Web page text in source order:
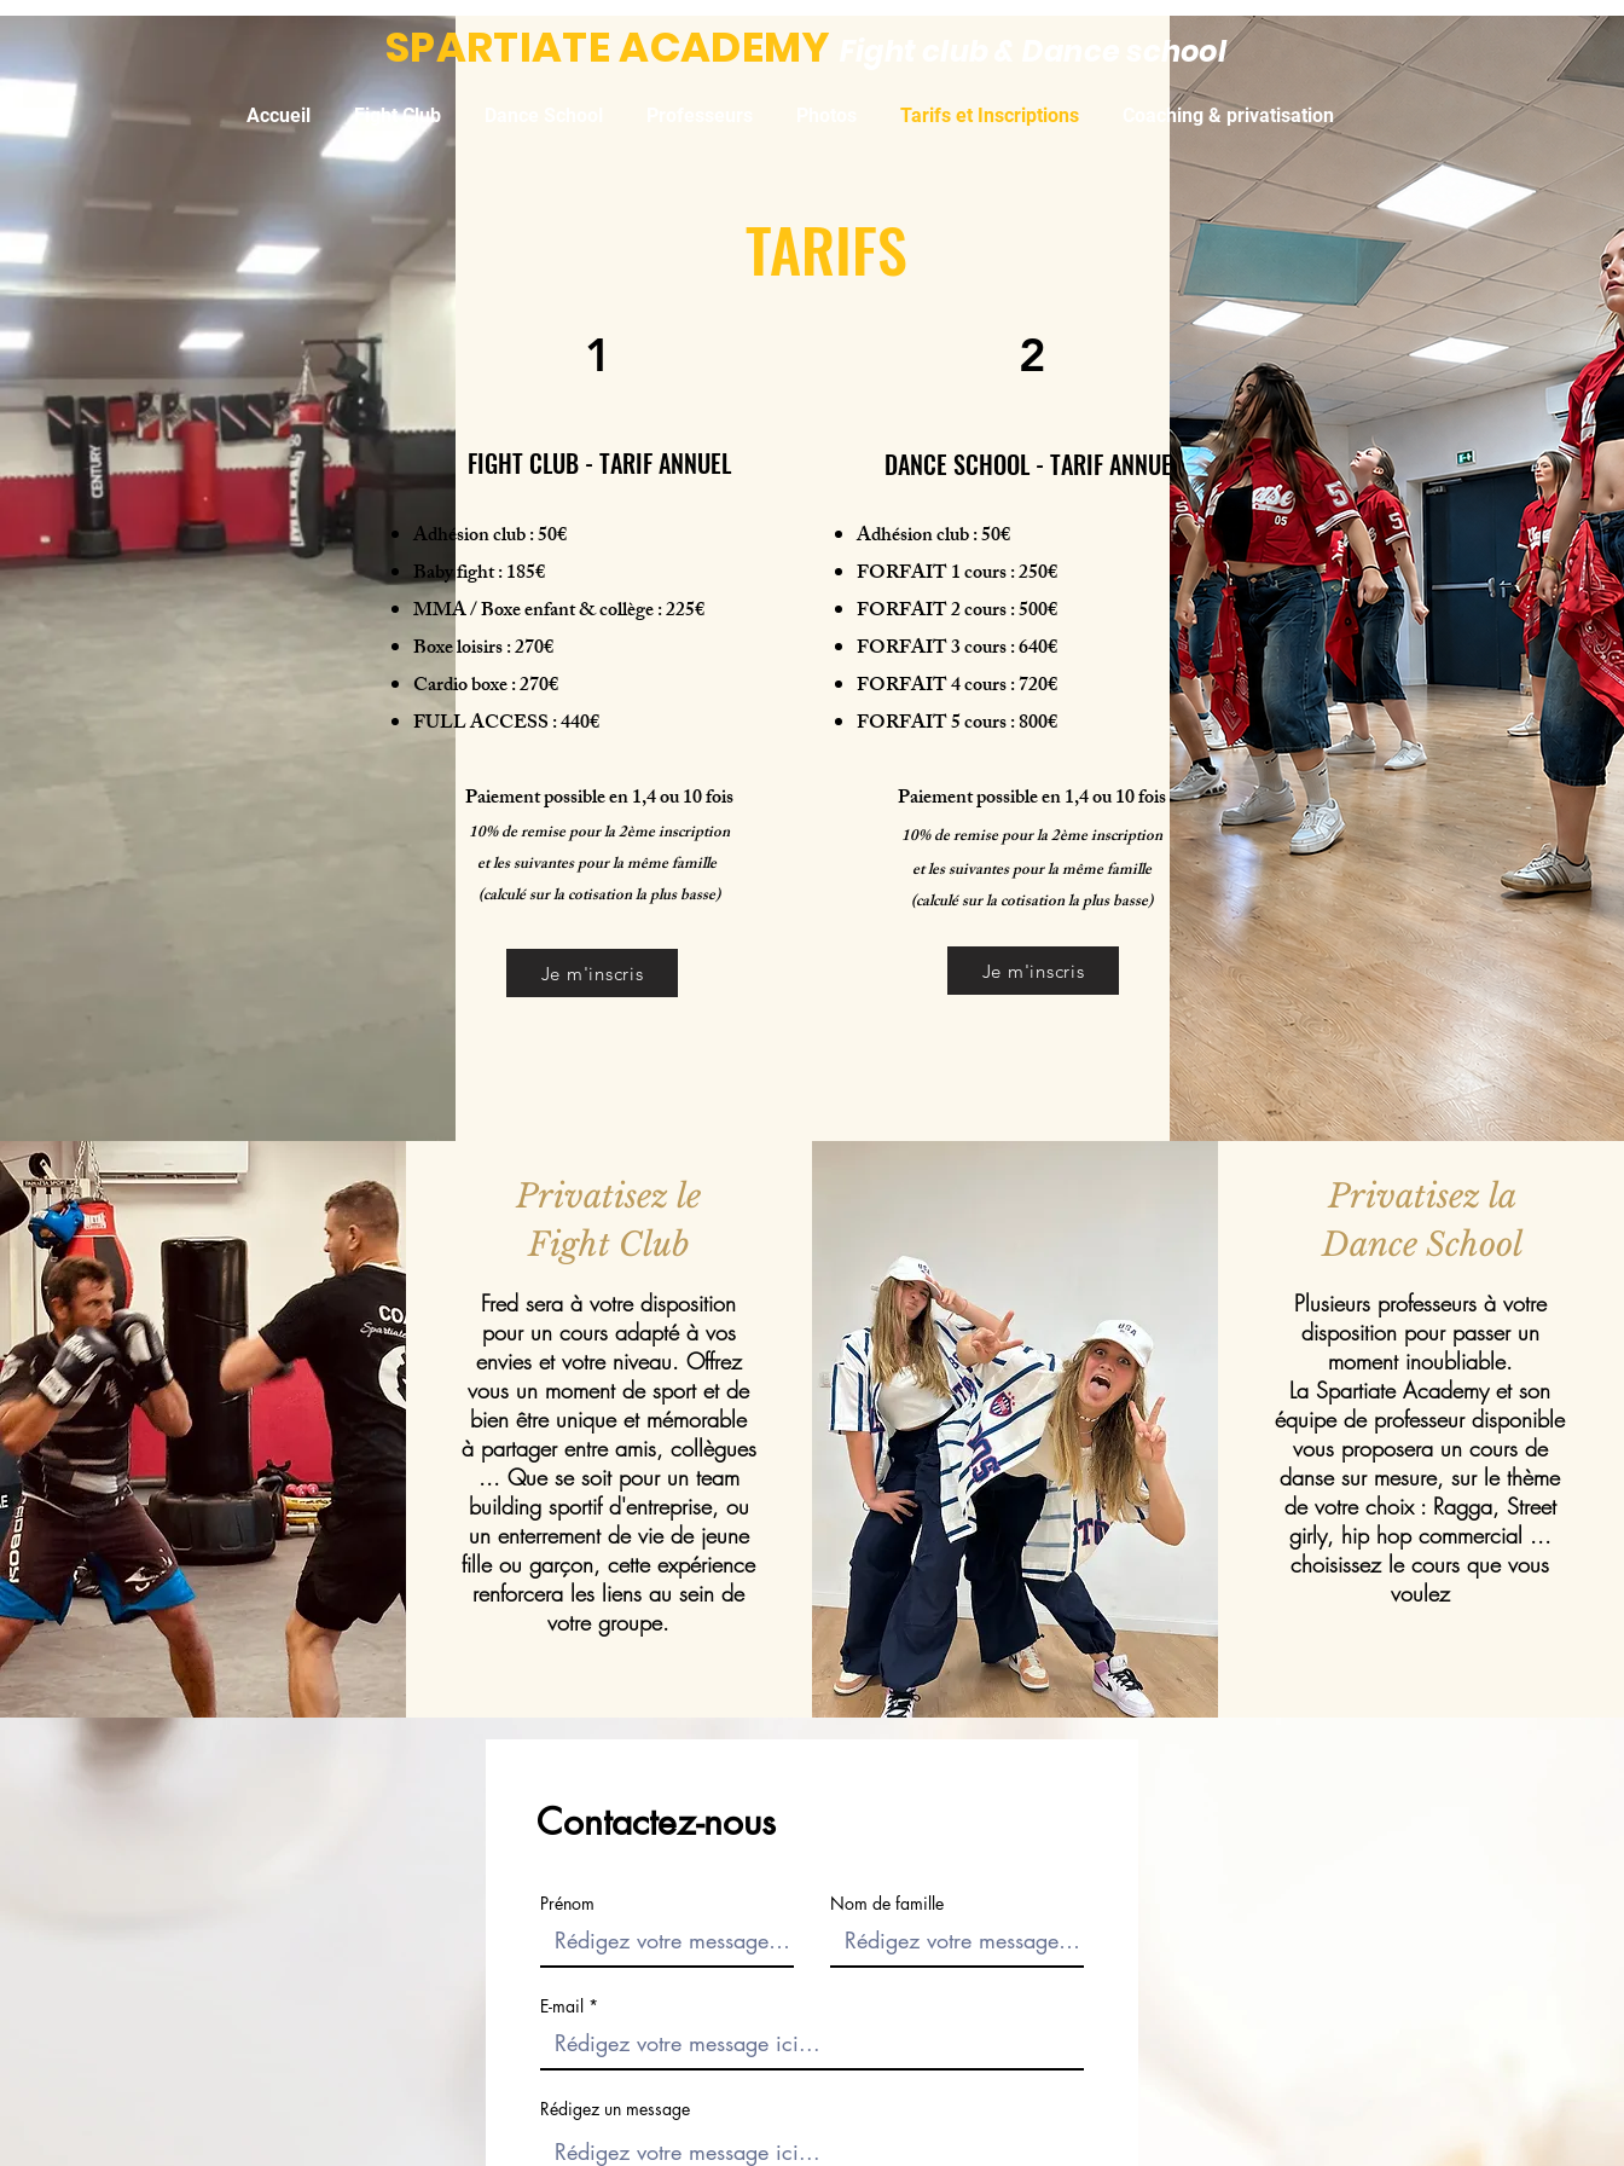
SPARTIATE ACADEMY Fight club & Dance school
Accueil Fight Club Tarifs et Inscriptions Coaching & privatisation
TARIFS
1
FIGHT CLUB - TARIF ANNUEL
Adhésion club : 50€
Baby fight : 185€
MMA / Boxe enfant & collège : 225€
Boxe loisirs : 270€
Cardio boxe : 270€
FULL ACCESS : 440€
Paiement possible en 1,4 ou 10 fois
10% de remise pour la 2ème inscription
et les suivantes pour la même famille
(calculé sur la cotisation la plus basse)
Je m'inscris
2
DANCE SCHOOL - TARIF ANNUEL
Adhésion club : 50€
FORFAIT 1 cours : 250€
FORFAIT 2 cours : 500€
FORFAIT 3 cours : 640€
FORFAIT 4 cours : 720€
FORFAIT 5 cours : 800€
Paiement possible en 1,4 ou 10 fois
10% de remise pour la 2ème inscription
et les suivantes pour la même famille
(calculé sur la cotisation la plus basse)
Je m'inscris
Privatisez le
Fight Club
Fred sera à votre disposition
pour un cours adapté à vos
envies et votre niveau. Offrez
vous un moment de sport et de
bien être unique et mémorable
à partager entre amis, collègues
... Que se soit pour un team
building sportif d'entreprise, ou
un enterrement de vie de jeune
fille ou garçon, cette expérience
renforcera les liens au sein de
votre groupe.
Privatisez la
Dance School
Plusieurs professeurs à votre
disposition pour passer un
moment inoubliable.
La Spartiate Academy et son
équipe de professeur disponible
vous proposera un cours de
danse sur mesure, sur le thème
de votre choix : Ragga, Street
girly, hip hop commercial ...
choisissez le cours que vous
voulez
Contactez-nous
Prénom Nom de famille
E-mail
Rédigez un message